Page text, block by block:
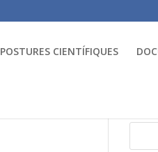
POSTURES CIENTÍFIQUES